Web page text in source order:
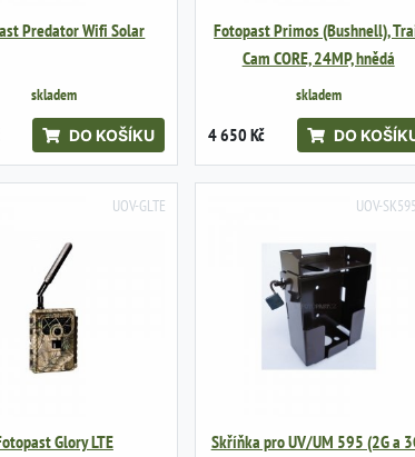
Predator Wifi Solar
skladem
DO KOŠÍKU
Fotopast Primos (Bushnell),
Cam CORE, 24MP, hnědá
skladem
4 650 Kč DO
UOV-GLTE
Glory LTE
UOV-
Skříňka pro UV/UM 595 (2G a